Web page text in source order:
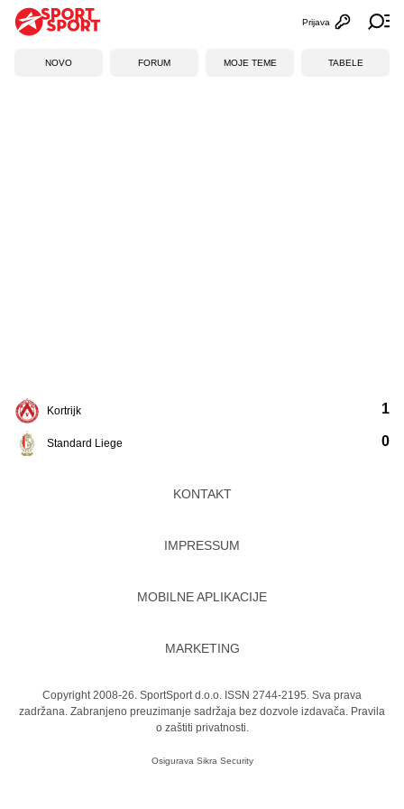
Otvori
Prijava
NOVO FORUM MOJE TEME TABELE
Kortrijk
Standard Liege
1
0
KONTAKT
IMPRESSUM
MOBILNE APLIKACIJE
MARKETING
Copyright 2008-26. SportSport d.o.o. ISSN 2744-2195. Sva prava
zadržana. Zabranjeno preuzimanje sadržaja bez dozvole izdavača. Pravila
o zaštiti privatnosti.
Osigurava Sikra Security